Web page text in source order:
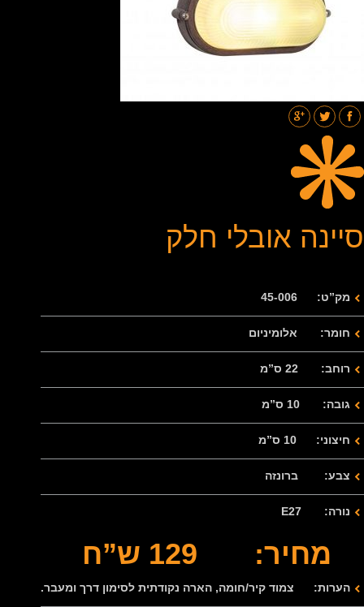
תאורת רחובות
בלוג
צור קשר
סיינה אובלי חלק
מק”ט: 45-006
חומר: אלומיניום
רוחב: 22 ס”מ
גובה: 10 ס”מ
חיצוני: 10 ס”מ
צבע: ברונזה
נורה: E27
מחיר: 129 ש”ח
הערות: צמוד קיר/חומה, הארה נקודתית לסימון דרך ומעבר.